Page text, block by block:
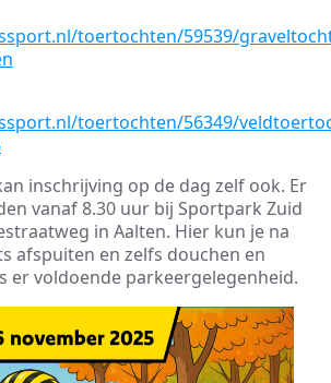
toertochten/59539/
toertochten/56349/
inschrijving op de dag zelf ook. Er
vanaf 8.30 uur bij Sportpark Zuid
in Aalten. Hier kun je na
afspuiten en zelfs douchen en
er voldoende parkeergelegenheid.